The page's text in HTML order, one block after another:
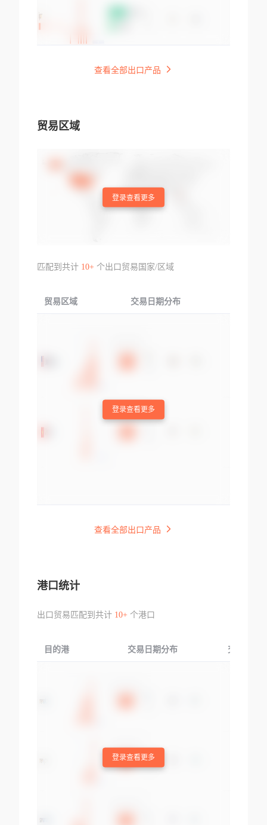
查看全部出口产品
贸易区域
登录查看更多
匹配到共计 10+个出口贸易国家/区域
贸易区域 交易日期分布
登录查看更多
查看全部出口产品
港口统计
出口贸易匹配到共计 10+个港口
目的港 交易日期分布 交易产品
登录查看更多